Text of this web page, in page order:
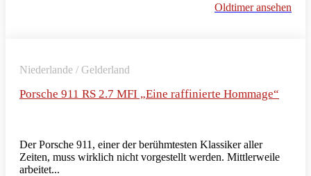
Oldtimer ansehen
Niederlande / Gelderland
Porsche 911 RS 2.7 MFI „Eine raffinierte Hommage“
Der Porsche 911, einer der berühmtesten Klassiker aller
Zeiten, muss wirklich nicht vorgestellt werden. Mittlerweile
arbeitet...